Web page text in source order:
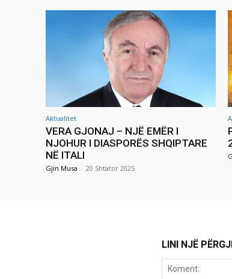
Aktualitet
VERA GJONAJ – NJË EMËR I
NJOHUR I DIASPORËS SHQIPTARE
NË ITALI
Gjin Musa - 20 Shtator 2025
LINI NJË